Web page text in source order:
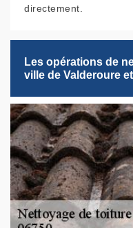
directement.
Les opérations de
ville de Valderoure